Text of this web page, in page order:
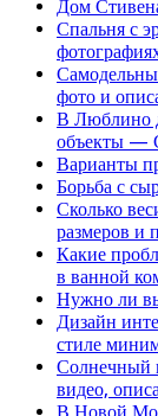
Дом
Спальня с
фото и
В Люблино
объекты —
Варианты
Борьба с
Сколько
размеров и
Какие
в ванной
Нужно ли
Дизайн
стиле
Солнечный
видео,